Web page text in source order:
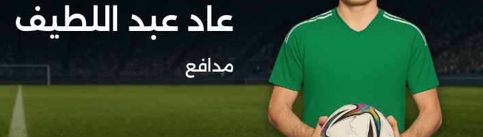
عاد عبد اللطيف
مدافع